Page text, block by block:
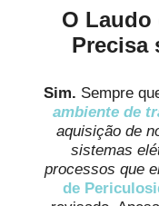
O Laudo
Precisa
Sim. Sempre
ambiente de
aquisição de
sistemas
processos que
de